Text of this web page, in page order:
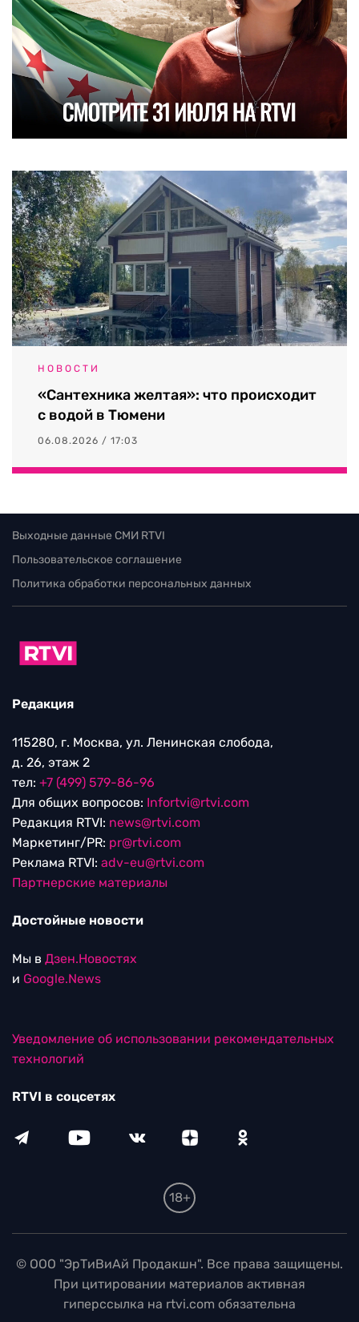
НОВОСТИ
«Сантехника желтая»: что происходит
с водой в Тюмени
06.08.2026 / 17:03
Выходные данные СМИ RTVI
Пользовательское соглашение
Политика обработки персональных данных
Редакция
115280, г. Москва, ул. Ленинская слобода,
д. 26, этаж 2
тел: +7 (499) 579-86-96
Для общих вопросов: Infortvi@rtvi.com
Редакция RTVI: news@rtvi.com
Маркетинг/PR: pr@rtvi.com
Реклама RTVI: adv-eu@rtvi.com
Партнерские материалы
Достойные новости
Мы в Дзен.Новостях
и Google.News
Уведомление об использовании рекомендательных
технологий
RTVI в соцсетях
18+
© ООО "ЭрТиВиАй Продакшн". Все права защищены.
При цитировании материалов активная
гиперссылка на rtvi.com обязательна